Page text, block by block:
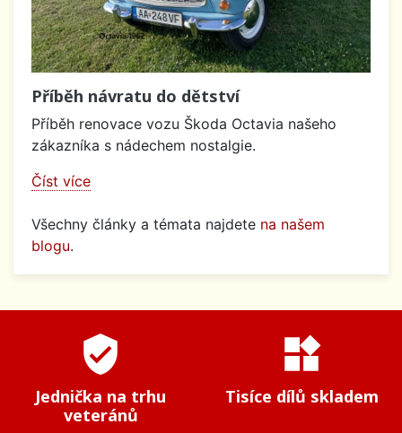
Příběh návratu do dětství
Příběh renovace vozu Škoda Octavia našeho
zákazníka s nádechem nostalgie.
Číst více
Všechny články a témata najdete na našem
blogu.
verified_user
Jednička na trhu
veteránů
widgets
Tisíce dílů skladem